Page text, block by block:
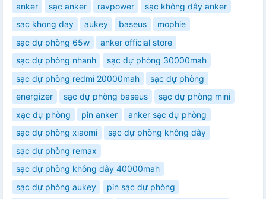
anker sạc anker ravpower
sạc không dây anker
sac khong day
aukey baseus
mophie
sạc dự phòng 65w
anker official store
sạc dự phòng nhanh
sạc dự phòng 30000mah
sạc dự phòng redmi 20000mah
sạc dự phòng
energizer
sạc dự phòng baseus
sạc dự phòng mini
xạc dự phòng
pin anker
anker sạc dự phòng
sạc dự phòng xiaomi
sạc dự phòng không dây
sạc dự phòng remax
sạc dự phòng không dây 40000mah
sạc dự phòng aukey
pin sạc dự phòng